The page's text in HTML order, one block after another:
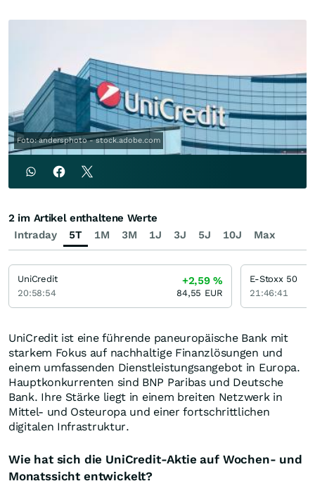
Foto: andersphoto - stock.adobe.com
UniCredit ist eine führende paneuropäische Bank mit
starkem Fokus auf nachhaltige Finanzlösungen und
einem umfassenden Dienstleistungsangebot in Europa.
Hauptkonkurrenten sind BNP Paribas und Deutsche
Bank. Ihre Stärke liegt in einem breiten Netzwerk in
Mittel- und Osteuropa und einer fortschrittlichen
digitalen Infrastruktur.
Wie hat sich die UniCredit-Aktie auf Wochen- und
Monatssicht entwickelt?
Intraday 5T 1M 3M 1J 3J 5J 10J Max
2 im Artikel enthaltene Werte
UniCredit
20:58:54
+2,59%
84,55 EUR
E-Stoxx 50
21:46:41